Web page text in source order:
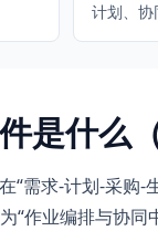
计划、
是什么
“需求-计划-采购
“作业编排与协